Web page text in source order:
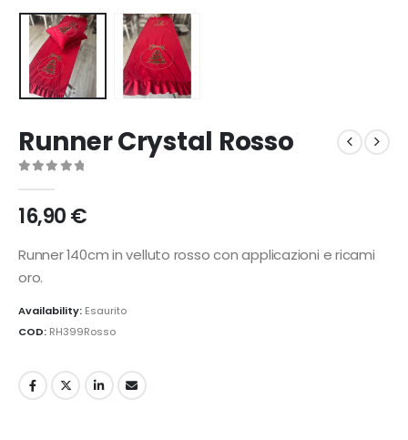
Runner Crystal Rosso
16,90€
Runner 140cm in velluto rosso con applicazioni e ricami
oro.
Availability: Esaurito
COD: RH399Rosso